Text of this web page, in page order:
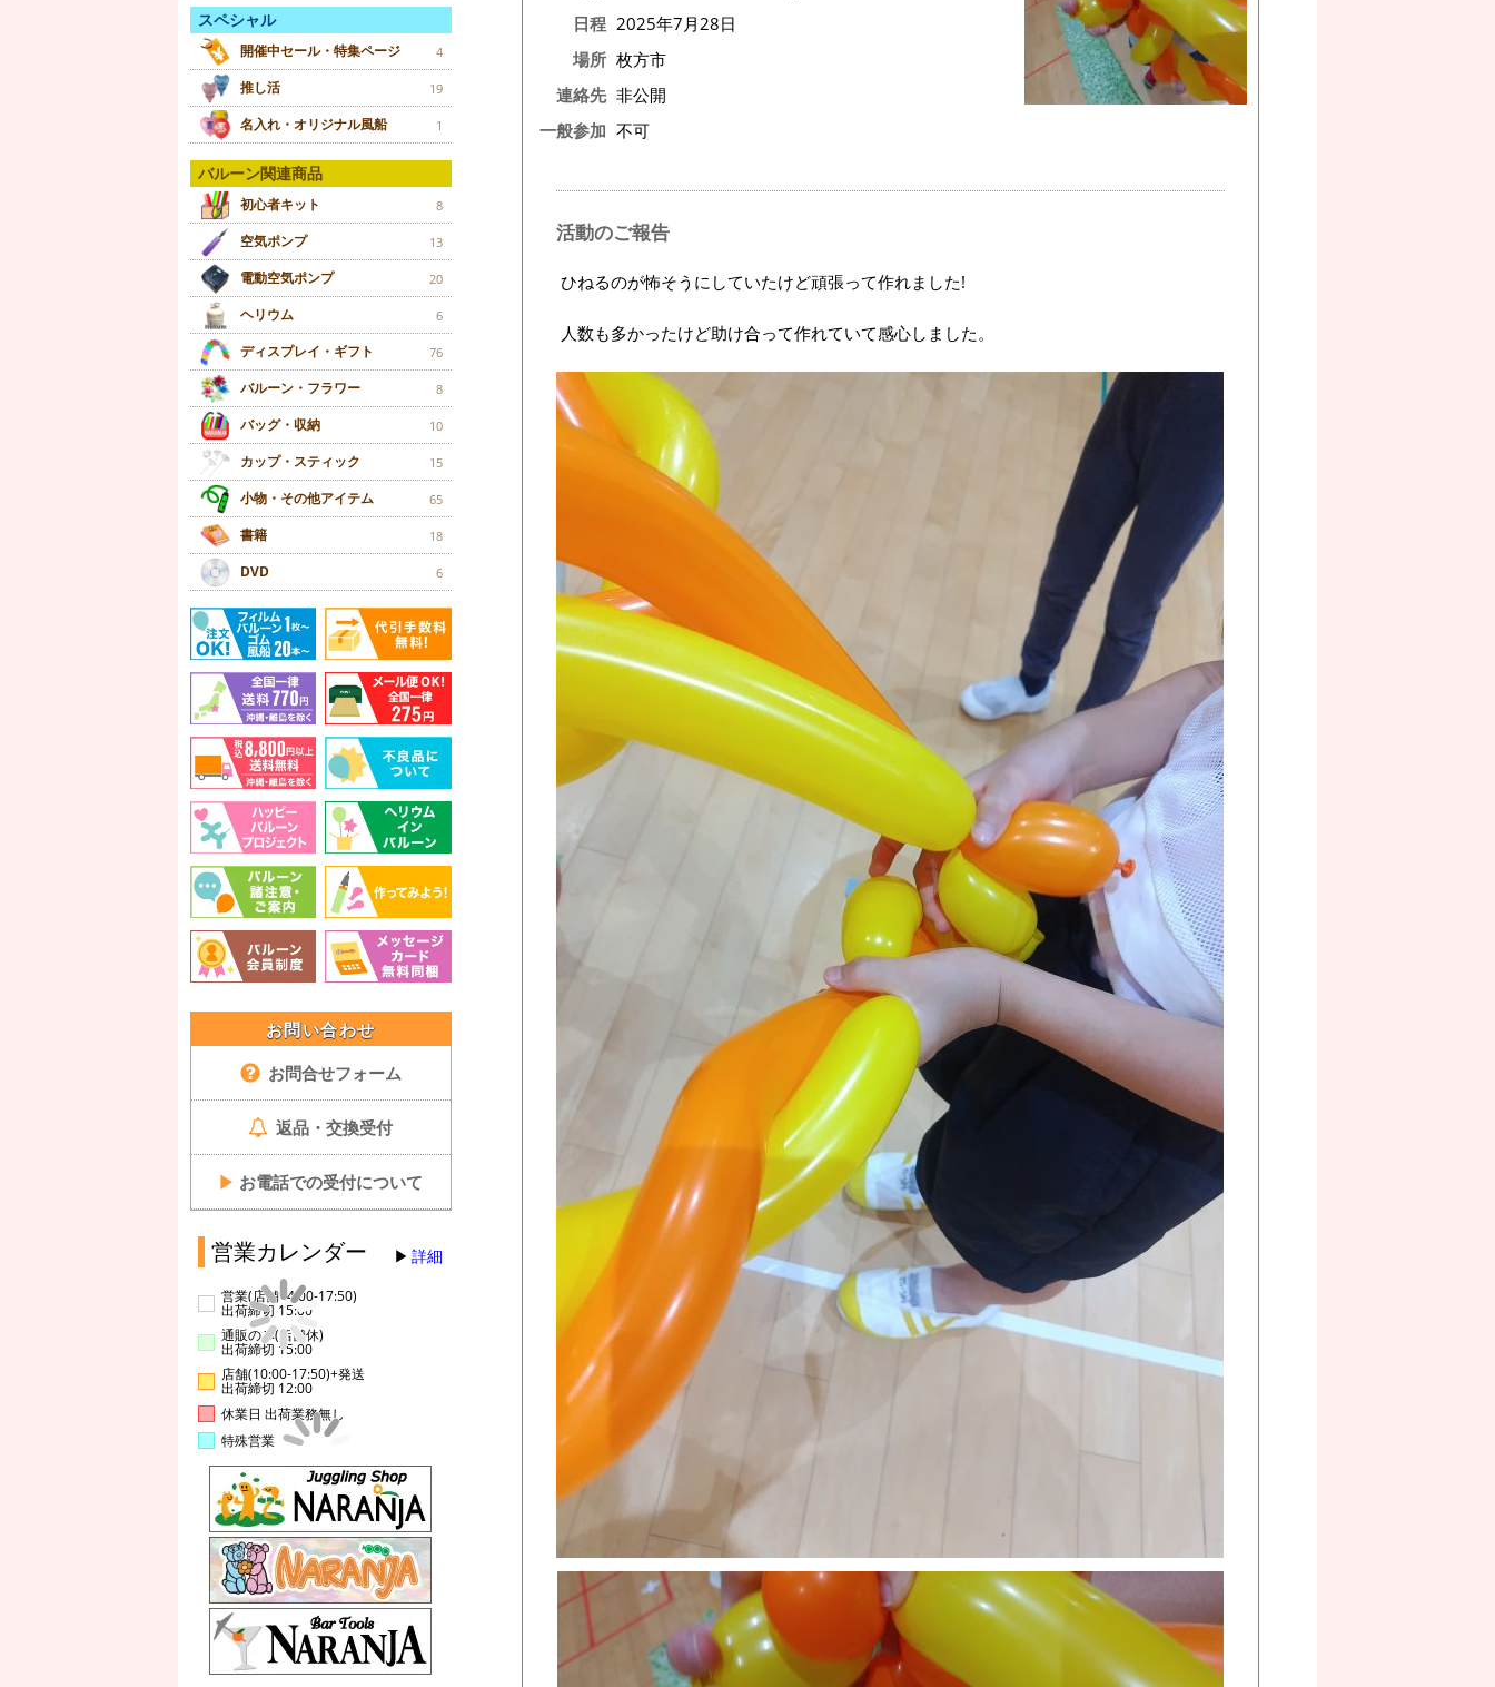
スペシャル
開催中セール・特集ページ 4
推し活 19
名入れ・オリジナル風船 1
バルーン関連商品
初心者キット 8
空気ポンプ 13
電動空気ポンプ 20
ヘリウム 6
ディスプレイ・ギフト 76
バルーン・フラワー 8
バッグ・収納 10
カップ・スティック 15
小物・その他アイテム 65
書籍 18
DVD 6
お問い合わせ
お問合せフォーム
返品・交換受付
▶ お電話での受付について
営業カレンダー 詳細
営業(店舗14:00-17:50)
出荷締切 15:00
通販のみ(店舗休)
出荷締切 15:00
店舗(10:00-17:50)+発送
出荷締切 12:00
休業日 出荷業務無し
特殊営業
日程 2025年7月28日
場所 枚方市
連絡先 非公開
一般参加 不可
活動のご報告
ひねるのが怖そうにしていたけど頑張って作れました!
人数も多かったけど助け合って作れていて感心しました。